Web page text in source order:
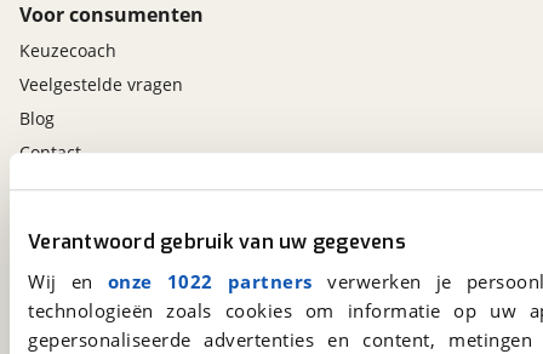
Verantwoord gebruik van uw gegevens
Wij en onze 1022 partners verwerken je
technologieën zoals cookies om informatie op
gepersonaliseerde advertenties en content,
Voor consumenten
Keuzecoach
Veelgestelde vragen
Blog
Contact
viaBOVAG.nl app
Download 'm nu.